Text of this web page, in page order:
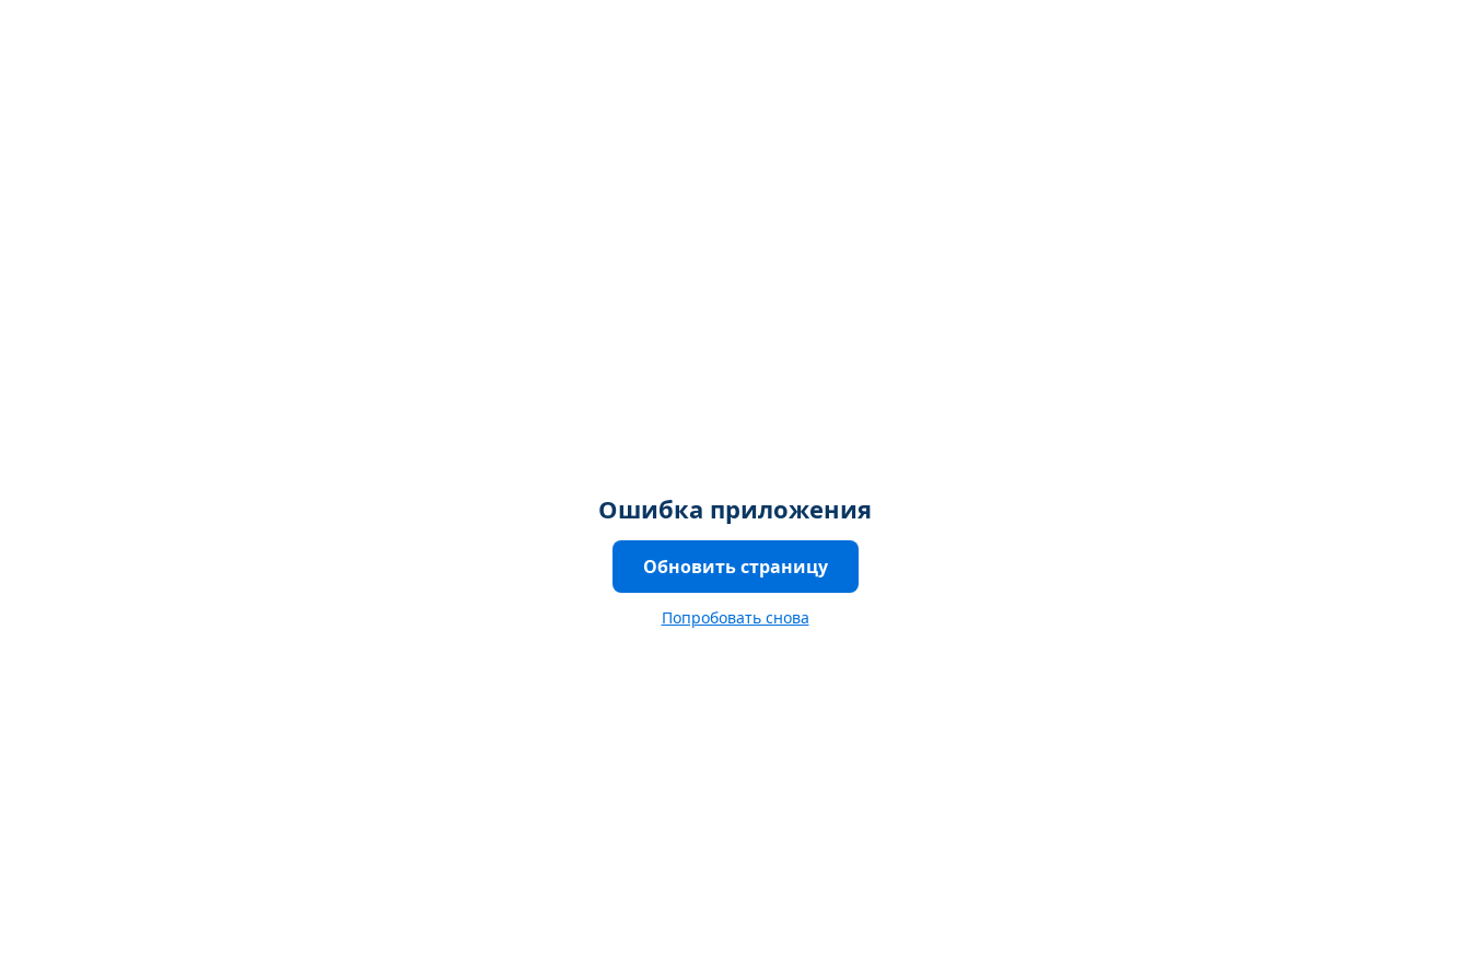
Ошибка приложения
Обновить страницу
Попробовать снова